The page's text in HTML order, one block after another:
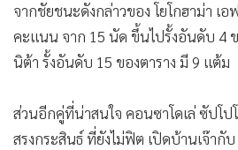
จากชัยชนะดังกล่าวของ โยโกฮาม่า เ
คะแนน จาก 15 นัด ขึ้นไปรั้งอันดับ 4 ข
นิต้า รั้งอันดับ 15 ของตาราง มี 9 แต้ม
ส่วนอีกคู่ที่น่าสนใจ คอนซาโดเล่ ซัปโป
สรงกระสินธ์ ที่ยังไม่ฟิต เปิดบ้านเจ๊ากั